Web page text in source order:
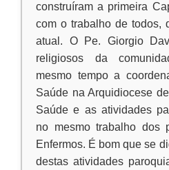
construíram a primeira
com o trabalho de todos,
atual. O Pe. Giorgio
religiosos da
mesmo tempo a
Saúde na Arquidiocese
Saúde e as atividades
no mesmo trabalho dos
Enfermos. É bom que se
destas atividades